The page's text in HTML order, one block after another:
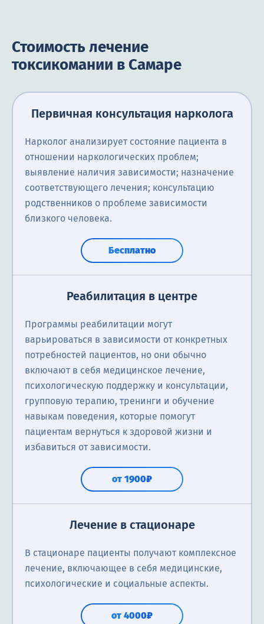
Стоимость лечение
токсикомании в Самаре
Первичная консультация нарколога
Нарколог анализирует состояние пациента в
отношении наркологических проблем;
выявление наличия зависимости; назначение
соответствующего лечения; консультацию
родственников о проблеме зависимости
близкого человека.
Бесплатно
Реабилитация в центре
Программы реабилитации могут
варьироваться в зависимости от конкретных
потребностей пациентов, но они обычно
включают в себя медицинское лечение,
психологическую поддержку и консультации,
групповую терапию, тренинги и обучение
навыкам поведения, которые помогут
пациентам вернуться к здоровой жизни и
избавиться от зависимости.
от 1900₽
Лечение в стационаре
В стационаре пациенты получают комплексное
лечение, включающее в себя медицинские,
психологические и социальные аспекты.
от 4000₽